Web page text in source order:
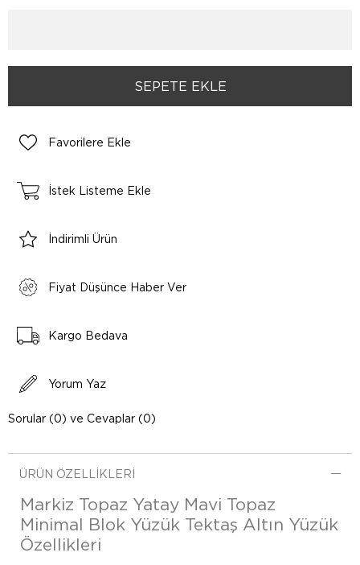
Favorilere Ekle
İstek Listeme Ekle
İndirimli Ürün
Fiyat Düşünce Haber Ver
Kargo Bedava
Yorum Yaz
Sorular (0) ve Cevaplar (0)
ÜRÜN ÖZELLIKLERI
Markiz Topaz Yatay Mavi Topaz
Minimal Blok Yüzük Tektaş Altın Yüzük
Özellikleri